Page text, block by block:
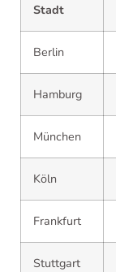
Stadt
Berlin
Hamburg
München
Köln
Frankfurt
Stuttgart